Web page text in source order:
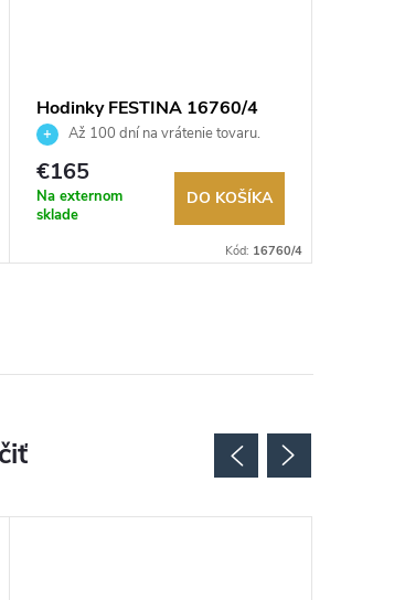
Hodinky FESTINA 16760/4
Až 100 dní na vrátenie tovaru.
Autorizovaný predajca.
€165
Na externom
sklade
DO KOŠÍKA
Kód: 16760/4